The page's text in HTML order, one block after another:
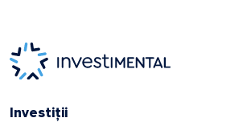
Investiții